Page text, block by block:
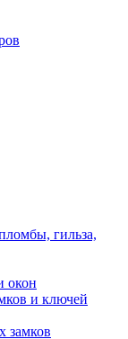
гильза,
окон
и ключей
замков